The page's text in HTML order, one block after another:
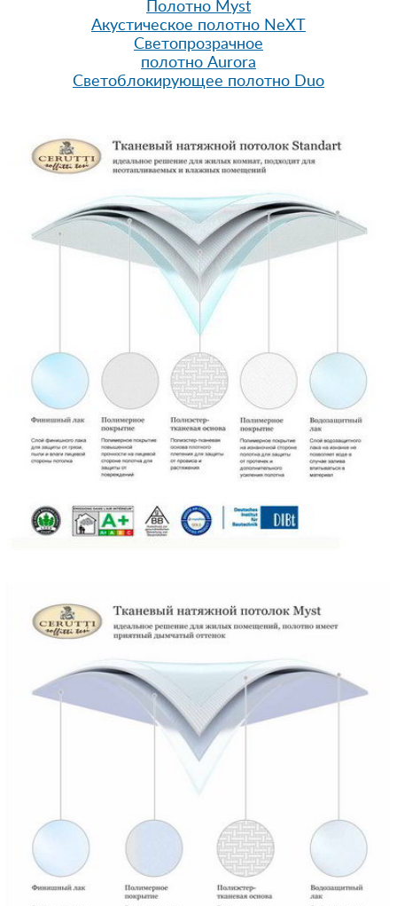
Полотно Myst
Акустическое полотно NeXT
Светопрозрачное
полотно Aurora
Светоблокирующее полотно Duo